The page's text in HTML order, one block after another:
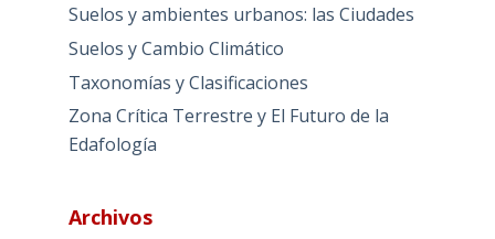
Suelos y ambientes urbanos: las Ciudades
Suelos y Cambio Climático
Taxonomías y Clasificaciones
Zona Crítica Terrestre y El Futuro de la
Edafología
Archivos